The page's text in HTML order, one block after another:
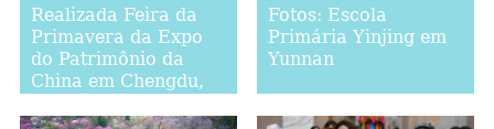
Realizada Feira da
Primavera da Expo
do Patrimônio da
China em Chengdu,
Fotos: Escola
Primária Yinjing em
Yunnan